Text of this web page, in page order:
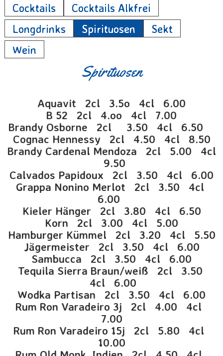
Cocktails
Cocktails Alkfrei
Longdrinks
Spirituosen
Sekt
Wein
Spirituosen
Aquavit 2cl 3.5o 4cl 6.00
B 52 2cl 4.oo 4cl 7.00
Brandy Osborne 2cl 3.50 4cl 6.50
Cognac Hennessy 2cl 4.50 4cl 8.50
Brandy Cardenal Mendoza 2cl 5.00 4cl
9.50
Calvados Papidoux 2cl 3.50 4cl 6.00
Grappa Nonino Merlot 2cl 3.50 4cl
6.00
Kieler Hänger 2cl 3.80 4cl 6.50
Korn 2cl 3.00 4cl 5.00
Hamburger Kümmel 2cl 3.20 4cl 5.50
Jägermeister 2cl 3.50 4cl 6.00
Sambucca 2cl 3.50 4cl 6.00
Tequila Sierra Braun/weiß 2cl 3.50
4cl 6.00
Wodka Partisan 2cl 3.50 4cl 6.00
Rum Ron Varadeiro 3j 2cl 4.00 4cl
7.00
Rum Ron Varadeiro 15j 2cl 5.80 4cl
10.00